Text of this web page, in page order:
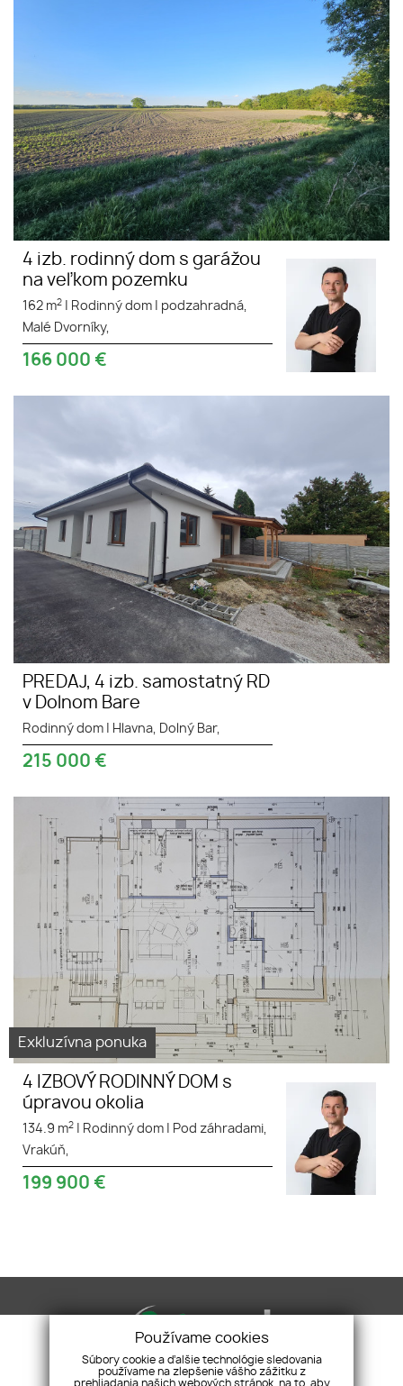
4 izb. rodinný dom s garážou
na veľkom pozemku
162 m2 Rodinný dom
podzahradná,
Malé Dvorníky,
166 000 €
PREDAJ, 4 izb. samostatný RD
v Dolnom Bare
Rodinný dom Hlavna, Dolný Bar,
215 000 €
Exkluzívna ponuka
4 IZBOVÝ RODINNÝ DOM s
úpravou okolia
134.9 m2 Rodinný dom
Pod záhradami,
Vrakúň,
199 900 €
Používame cookies
Súbory cookie a ďalšie technológie sledovania
používame na zlepšenie vášho zážitku z
prehliadania našich webových stránok, na to, aby